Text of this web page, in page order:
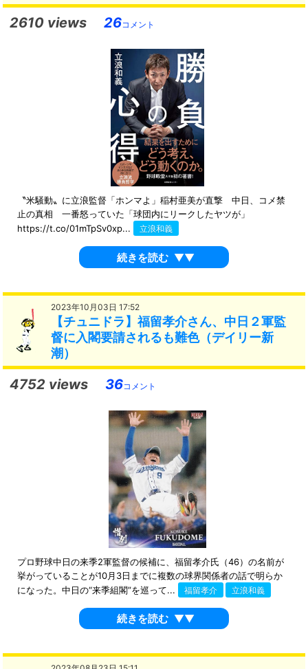
2610 views 26コメント
〝米騒動〟に立浪監督「ホンマよ」稲村亜美が直撃 中日、コメ禁
止の真相 一番怒っていた「球団内にリークしたヤツが」
https://t.co/01mTpSv0xp...
立浪和義
続きを読む ▼▼
2023年10月03日 17:52
【チュニドラ】福留孝介さん、中日２軍監
督に入閣要請されるも難色（デイリー新
潮）
4752 views 36コメント
プロ野球中日の来季2軍監督の候補に、福留孝介氏（46）の名前が
挙がっていることが10月3日までに複数の球界関係者の話で明らか
になった。中日の“来季組閣”を巡って...
福留孝介 立浪和義
続きを読む ▼▼